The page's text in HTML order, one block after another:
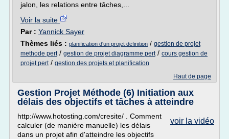
jalon, les relations entre tâches,...
Voir la suite
Par : Yannick Sayer
Thèmes liés : planification d'un projet definition / gestion de projet
methode pert/ gestion de projet diagramme pert/ cours gestion de
projet pert/ gestion des projets et planification
Haut de page
Gestion Projet Méthode (6) Initiation aux
délais des objectifs et tâches à atteindre
voir la vidéo
http://www.hotosting.com/cresite/ . Comment
calculer (de manière manuelle) les délais
dans un projet afin d'atteindre les objectifs